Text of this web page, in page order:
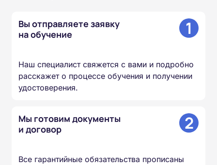
Вы отправляете заявку
на обучение
1
Наш специалист свяжется с вами и подробно
расскажет о процессе обучения и получении
удостоверения.
Мы готовим документы
и договор
2
Все гарантийные обязательства прописаны